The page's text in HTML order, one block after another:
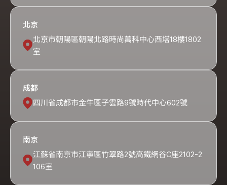
北京
北京市朝陽區朝陽北路時尚萬科中心西塔18樓1802
室
成都
四川省成都市金牛區子雲路9號時代中心602號
南京
江蘇省南京市江寧區竹翠路2號高鐵網谷C座2102-2
106室